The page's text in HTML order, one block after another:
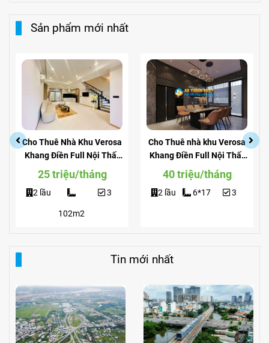
Sản phẩm mới nhất
Cho Thuê Nhà Khu Verosa
Khang Điền Full Nội Thất
Giá Siêu Rẻ
25 triệu/tháng
2 lầu
102m2
3
Cho Thuê nhà khu Verosa
Khang Điền Full Nội Thất
View Công Viên
40 triệu/tháng
2 lầu 6*17 3
Tin mới nhất